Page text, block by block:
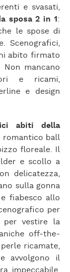
e svasati,
sposa 2 in 1 :
le spose di
Scenografici,
abito firmato
mancano
e ricami,
e design
abiti della
, romantico ball
floreale. Il
e scollo a
delicatezza,
sulla gonna
fiabesco allo
per
vestire la
off-the-
ricamate,
avvolgono il
impeccabile.